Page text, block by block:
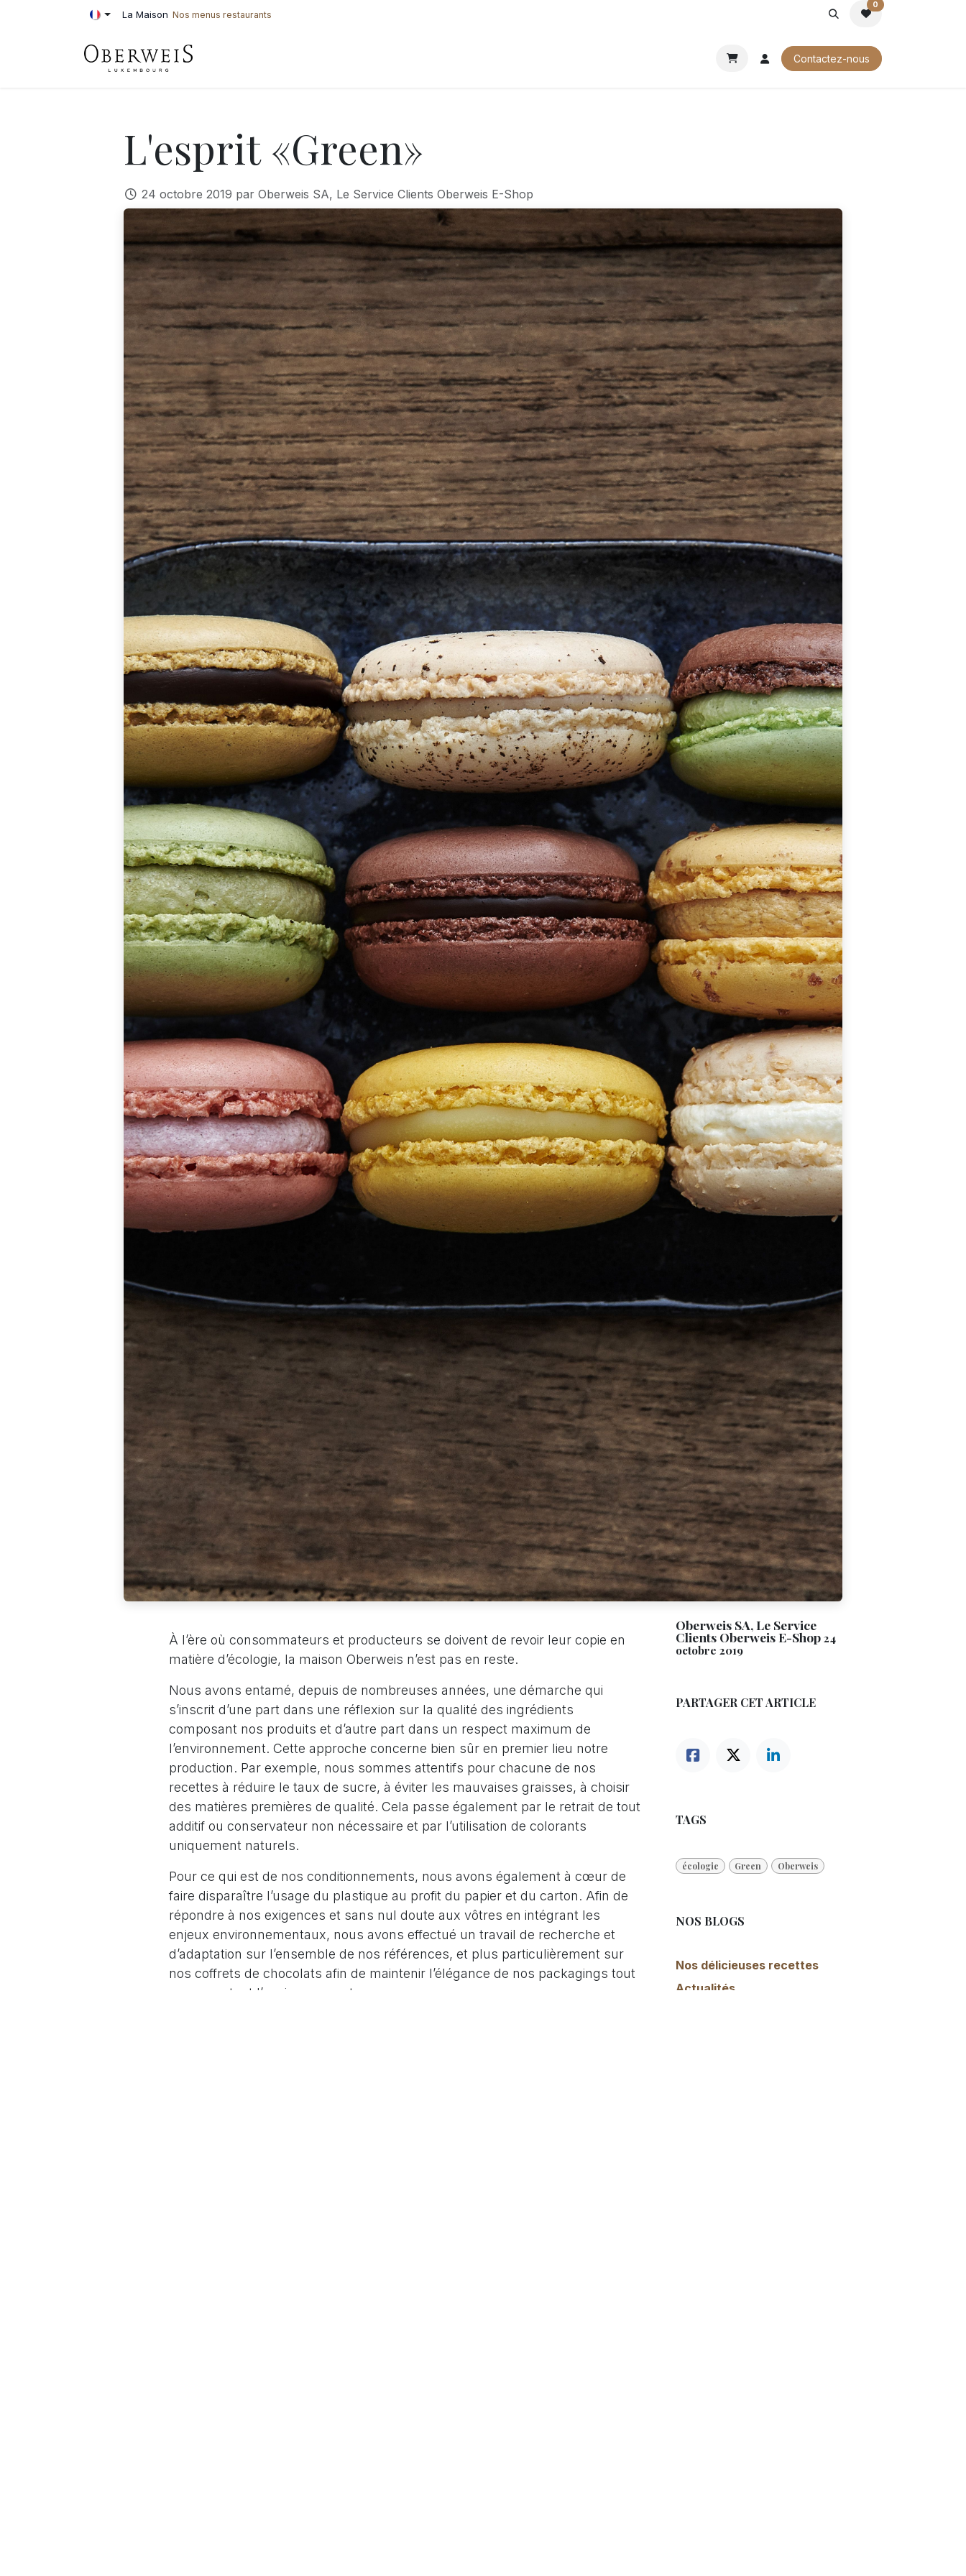
Se rendre au contenu La Maison Nos menus restaurants
0
Contactez-nous
L'esprit «Green»
24 octobre 2019 par Oberweis SA, Le Service Clients Oberweis E-Shop
À l’ère où consommateurs et producteurs se doivent de revoir leur copie en
matière d’écologie, la maison Oberweis n’est pas en reste.
Nous avons entamé, depuis de nombreuses années, une démarche qui
s’inscrit d’une part dans une réflexion sur la qualité des ingrédients
composant nos produits et d’autre part dans un respect maximum de
l’environnement. Cette approche concerne bien sûr en premier lieu notre
production. Par exemple, nous sommes attentifs pour chacune de nos
recettes à réduire le taux de sucre, à éviter les mauvaises graisses, à choisir
des matières premières de qualité. Cela passe également par le retrait de tout
additif ou conservateur non nécessaire et par l’utilisation de colorants
uniquement naturels.
Pour ce qui est de nos conditionnements, nous avons également à cœur de
faire disparaître l’usage du plastique au profit du papier et du carton. Afin de
répondre à nos exigences et sans nul doute aux vôtres en intégrant les
enjeux environnementaux, nous avons effectué un travail de recherche et
d’adaptation sur l’ensemble de nos références, et plus particulièrement sur
nos coffrets de chocolats afin de maintenir l’élégance de nos packagings tout
en respectant l’environnement.
Oberweis SA, Le Service
Clients Oberweis E-Shop24
octobre 2019
PARTAGER CET ARTICLE
TAGS
écologie Green Oberweis
NOS BLOGS
Nos délicieuses recettes
Actualités